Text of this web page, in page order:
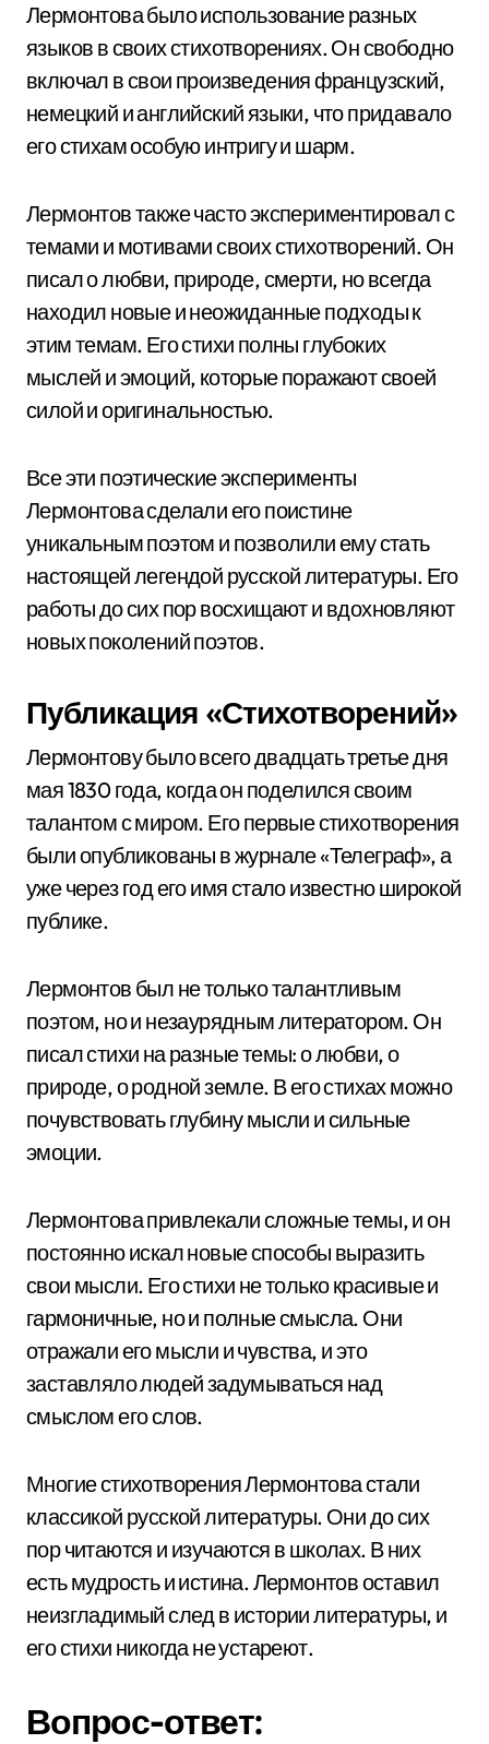
Лермонтова было использование разных
языков в своих стихотворениях. Он свободно
включал в свои произведения французский,
немецкий и английский языки, что придавало
его стихам особую интригу и шарм.
Лермонтов также часто экспериментировал с
темами и мотивами своих стихотворений. Он
писал о любви, природе, смерти, но всегда
находил новые и неожиданные подходы к
этим темам. Его стихи полны глубоких
мыслей и эмоций, которые поражают своей
силой и оригинальностью.
Все эти поэтические эксперименты
Лермонтова сделали его поистине
уникальным поэтом и позволили ему стать
настоящей легендой русской литературы. Его
работы до сих пор восхищают и вдохновляют
новых поколений поэтов.
Публикация «Стихотворений»
Лермонтову было всего двадцать третье дня
мая 1830 года, когда он поделился своим
талантом с миром. Его первые стихотворения
были опубликованы в журнале «Телеграф», а
уже через год его имя стало известно широкой
публике.
Лермонтов был не только талантливым
поэтом, но и незаурядным литератором. Он
писал стихи на разные темы: о любви, о
природе, о родной земле. В его стихах можно
почувствовать глубину мысли и сильные
эмоции.
Лермонтова привлекали сложные темы, и он
постоянно искал новые способы выразить
свои мысли. Его стихи не только красивые и
гармоничные, но и полные смысла. Они
отражали его мысли и чувства, и это
заставляло людей задумываться над
смыслом его слов.
Многие стихотворения Лермонтова стали
классикой русской литературы. Они до сих
пор читаются и изучаются в школах. В них
есть мудрость и истина. Лермонтов оставил
неизгладимый след в истории литературы, и
его стихи никогда не устареют.
Вопрос-ответ: